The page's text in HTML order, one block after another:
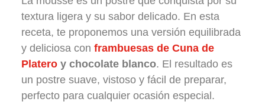
textura ligera y su sabor delicado. En esta
receta, te proponemos una versión equilibrada
y deliciosa con frambuesas de Cuna de
Plateroy chocolate blanco. El resultado es
un postre suave, vistoso y fácil de preparar,
perfecto para cualquier ocasión especial.